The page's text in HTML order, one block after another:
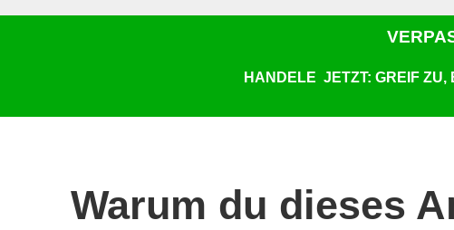
HANDELE JETZT: GREIF ZU,
Warum du dieses